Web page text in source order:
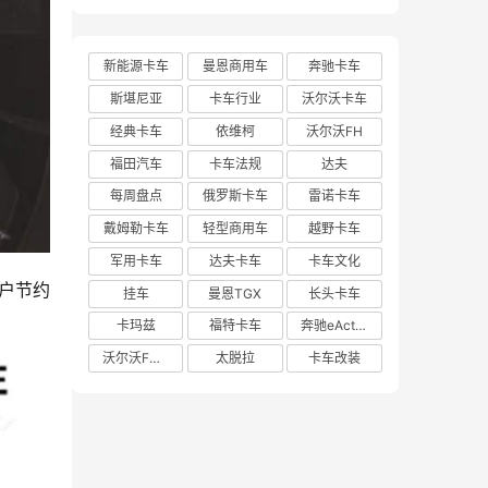
节约
新能源卡车 曼恩商用车
奔驰卡车
斯堪尼亚
卡车行业
沃尔沃卡车
经典卡车
依维柯
沃尔沃FH
福田汽车
卡车法规
达夫
每周盘点
俄罗斯卡车
雷诺卡车
戴姆勒卡车
轻型商用车
越野卡车
军用卡车
达夫卡车
卡车文化
挂车
曼恩TGX
长头卡车
卡玛兹
福特卡车
奔驰eActros 600
沃尔沃FH Aero
太脱拉 卡车改装